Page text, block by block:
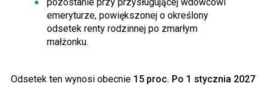
emeryturze, powiększonej o określony
odsetek renty rodzinnej po zmarłym
małżonku.
Odsetek ten wynosi obecnie 15 proc. Po 1 stycznia 2027